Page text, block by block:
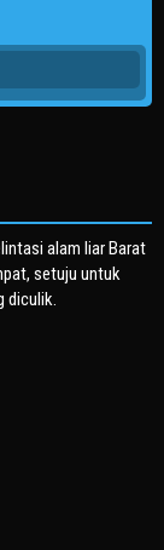
alam liar Barat
setuju untuk
diculik.